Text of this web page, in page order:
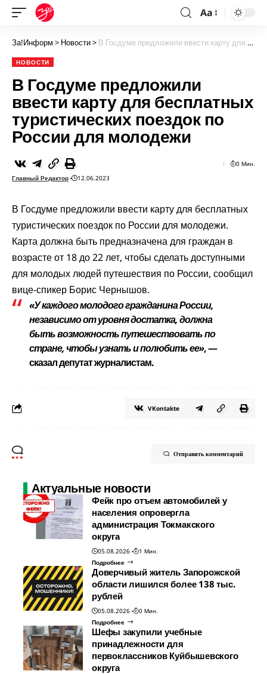
Aa
За!Информ > Новости> В Госдуме предложили ввести карту для бесплатных туристических поездок по России для молодежи
НОВОСТИ
В Госдуме предложили
ввести карту для бесплатных
туристических поездок по
России для молодежи
Главный Редактор 12.06.2023
0 Мин.
В Госдуме предложили ввести карту для бесплатных
туристических поездок по России для молодежи.
Карта должна быть предназначена для граждан в
возрасте от 18 до 22 лет, чтобы сделать доступными
для молодых людей путешествия по России, сообщил
вице-спикер Борис Чернышов.
«У каждого молодого гражданина России,
независимо от уровня достатка, должна
быть возможность путешествовать по
стране, чтобы узнать и полюбить ее», —
сказал депутат журналистам.
VKontakte
Отправить комментарий
Актуальные новости
Фейк про отъем автомобилей у
населения опровергла
администрация Токмакского
округа
05.08.2026
1 Мин.
Подробнее
Доверчивый житель Запорожской
области лишился более 138 тыс.
рублей
05.08.2026
0 Мин.
Подробнее
Шефы закупили учебные
принадлежности для
первоклассников Куйбышевского
округа